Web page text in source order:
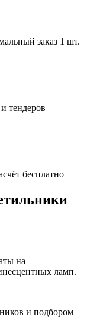
заказ 1 шт.
тендеров
бесплатно
на
ламп.
и подбором